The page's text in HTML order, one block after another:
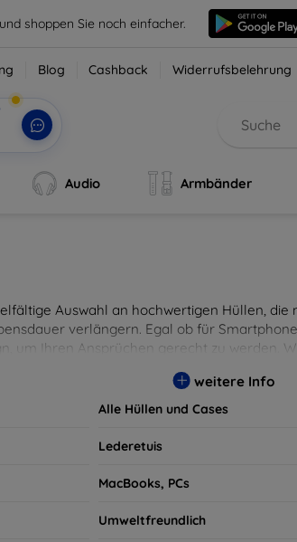
und shoppen Sie noch einfacher.
Blog Cashback Widerrufsbelehrung
Audio Armbänder
Auswahl an hochwertigen Hüllen,
verlängern. Egal ob für
um Ihren Ansprüchen gerecht zu werden.
weitere Info
Alle Hüllen und Cases
Lederetuis
MacBooks, PCs
Umweltfreundlich